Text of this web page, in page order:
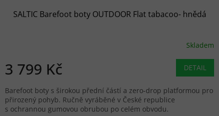
SALTIC Barefoot boty OUTDOOR Flat tabacoo- hnědá
Skladem
3 799 Kč DETAIL
Barefoot boty s širokou přední částí a zero-drop platformou pro
přirozený pohyb. Ručně vyráběné v České republice
s ochrannou gumovou obrubou po celém obvodu.